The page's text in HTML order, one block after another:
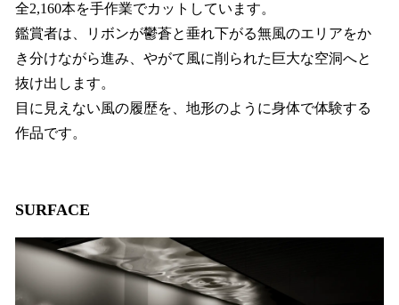
全2,160本を手作業でカットしています。
鑑賞者は、リボンが鬱蒼と垂れ下がる無風のエリアをか
き分けながら進み、やがて風に削られた巨大な空洞へと
抜け出します。
目に見えない風の履歴を、地形のように身体で体験する
作品です。
SURFACE